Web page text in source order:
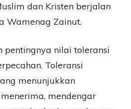
dan Kristen berjalan
Wamenag Zainut.
pentingnya nilai toleransi
Toleransi
menunjukkan
mendengar